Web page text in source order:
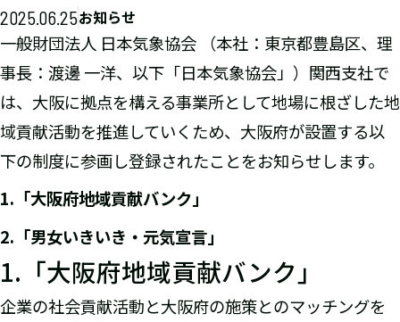
2025.06.25お知らせ
一般財団法人 日本気象協会 （本社：東京都豊島区、理
事長：渡邊 一洋、以下「日本気象協会」）関西支社で
は、大阪に拠点を構える事業所として地場に根ざした地
域貢献活動を推進していくため、大阪府が設置する以
下の制度に参画し登録されたことをお知らせします。
1.「大阪府地域貢献バンク」
2.「男女いきいき・元気宣言」
1.「大阪府地域貢献バンク」
企業の社会貢献活動と大阪府の施策とのマッチングを